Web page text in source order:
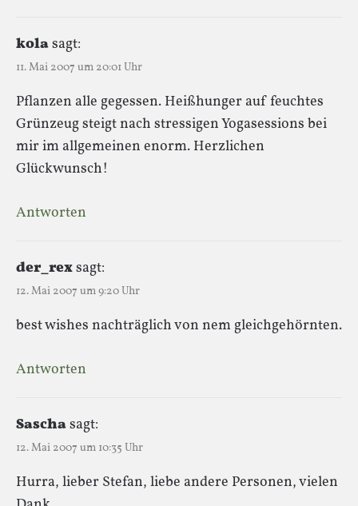
kolasagt:
11. Mai 2007 um 20:01 Uhr
Pflanzen alle gegessen. Heißhunger auf feuchtes
Grünzeug steigt nach stressigen Yogasessions bei
mir im allgemeinen enorm. Herzlichen
Glückwunsch!
Antworten
der_rexsagt:
12. Mai 2007 um 9:20 Uhr
best wishes nachträglich von nem gleichgehörnten.
Antworten
Saschasagt:
12. Mai 2007 um 10:35 Uhr
Hurra, lieber Stefan, liebe andere Personen, vielen